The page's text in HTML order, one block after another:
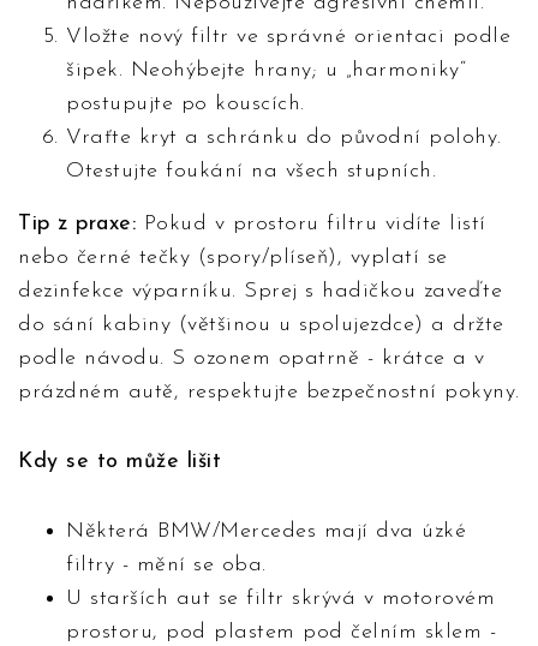
Vložte nový filtr ve správné orientaci podle
šipek. Neohýbejte hrany; u „harmoniky“
postupujte po kouscích.
Vraťte kryt a schránku do původní polohy.
Otestujte foukání na všech stupních.
Tip z praxe: Pokud v prostoru filtru vidíte listí
nebo černé tečky (spory/plíseň), vyplatí se
dezinfekce výparníku. Sprej s hadičkou zaveďte
do sání kabiny (většinou u spolujezdce) a držte
podle návodu. S ozonem opatrně - krátce a v
prázdném autě, respektujte bezpečnostní pokyny.
Kdy se to může lišit
Některá BMW/Mercedes mají dva úzké
filtry - mění se oba.
U starších aut se filtr skrývá v motorovém
prostoru, pod plastem pod čelním sklem -